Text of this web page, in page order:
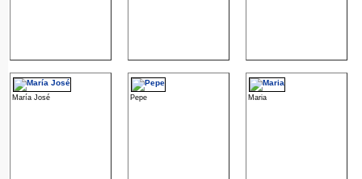
María José Pepe Maria